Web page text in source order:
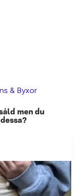
& Byxor
men du